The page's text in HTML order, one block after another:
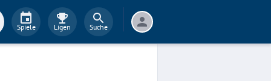
Spiele Ligen Suche